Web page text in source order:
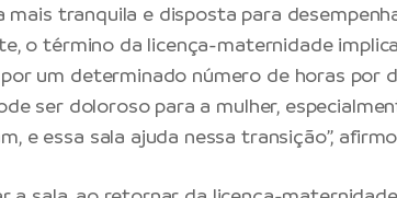
mais tranquila e disposta para
o término da licença-maternidade
um determinado número de horas por
ser doloroso para a mulher,
e essa sala ajuda nessa transição”,